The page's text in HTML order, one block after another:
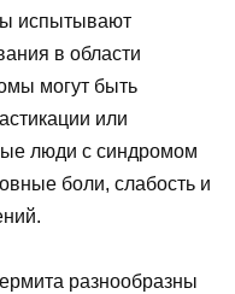
испытывают
в области
могут быть
или
люди с синдромом
боли, слабость и
разнообразны